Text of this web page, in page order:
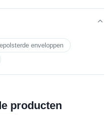
enveloppen
producten